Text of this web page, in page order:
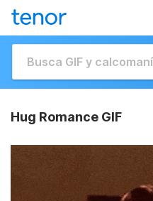
Hug Romance GIF